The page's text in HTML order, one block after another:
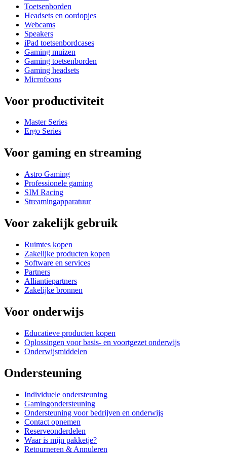
Toetsenborden
Headsets en oordopjes
Webcams
Speakers
iPad toetsenbordcases
Gaming muizen
Gaming toetsenborden
Gaming headsets
Microfoons
Voor productiviteit
Master Series
Ergo Series
Voor gaming en streaming
Astro Gaming
Professionele gaming
SIM Racing
Streamingapparatuur
Voor zakelijk gebruik
Ruimtes kopen
Zakelijke producten kopen
Software en services
Partners
Alliantiepartners
Zakelijke bronnen
Voor onderwijs
Educatieve producten kopen
Oplossingen voor basis- en voortgezet onderwijs
Onderwijsmiddelen
Ondersteuning
Individuele ondersteuning
Gamingondersteuning
Ondersteuning voor bedrijven en onderwijs
Contact opnemen
Reserveonderdelen
Waar is mijn pakketje?
Retourneren & Annuleren